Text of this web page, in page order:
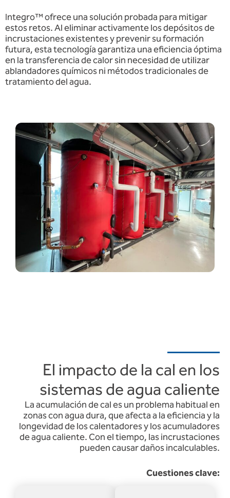
Integro™ ofrece una solución probada para mitigar
estos retos. Al eliminar activamente los depósitos de
incrustaciones existentes y prevenir su formación
futura, esta tecnología garantiza una eficiencia óptima
en la transferencia de calor sin necesidad de utilizar
ablandadores químicos ni métodos tradicionales de
tratamiento del agua.
El impacto de la cal en los
sistemas de agua caliente
La acumulación de cal es un problema habitual en
zonas con agua dura, que afecta a la eficiencia y la
longevidad de los calentadores y los acumuladores
de agua caliente. Con el tiempo, las incrustaciones
pueden causar daños incalculables.
Cuestiones clave: